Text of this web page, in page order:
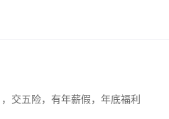
交五险，有年薪假，年底福利